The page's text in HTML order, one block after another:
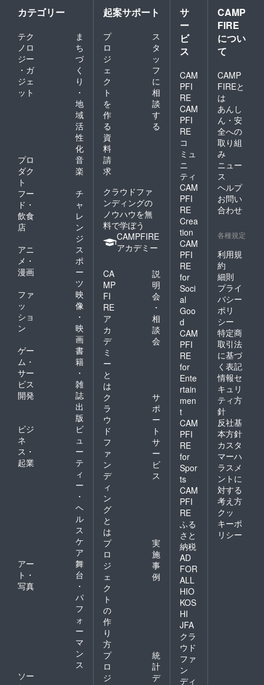
なお、
上記返
礼品で
ご帰宅
不要の
場合は
ション
欄に
て、
データ
もしく
は郵送
のメ
ニュー
をお選
びくだ
さいま
せ。 ※
ご紹介
させて
いただ
いてお
サンプ
ル画像
はイ
メージ
となり
ます。
デザイ
ンはそ
の時最
適なデ
ザイン
を施さ
せてい
ただき
ます。
※各種
データ
につき
まして
は、
メール
アドレ
スもし
くは
SNSア
カウン
ト宛に
ダウン
ロード
URLを
お送り
させて
いただ
星通貨
キーホ
ルダー
⑮オリ
ジナル
ロゴク
ファイ
ル ⑯オ
リジナ
ルコー
スター
※SNSア
カウン
トがあ
る方は
【必ず
備考欄
にアカ
ウント
名】を
書いて
くださ
返礼品
で不要
なもの
がある
場合は
ご連絡
くださ
いま
せ。 ※
返礼品
でご帰
宅可能
な品
（④・
⑤）を
お選び
の場合
は、ご
来店予
約を必
ず宜し
くお願
い致し
ます。
当団体
SNS・
メール
にお問
合せく
ださい
ませ。
なお、
画 (約
3分）
⑪ぷっ
ぷゆー
プロ
ジェク
ングル
CD サ
イン入
り（約
10分) ⑫
オリジ
ナル缶
バッヂ
⑬ポコ
星設計
書極秘
データ
⑭ポコ
星通貨
キーホ
ルダー
ジナル
ロゴク
リア
ファイ
ル ⑯オ
リジナ
ルコー
スター
⑰ぷっ
ぷゆー
プロ
ジェク
ト
take
ver(お
名前
コール
入り) ⑱
花屋乃
かや手
描きイ
ラスト
クッ
ション
⑲花屋
乃かや
着用サ
イン入
り衣装
⑳花屋
乃かや
写真集
カテゴリー
テク
ノロ
ジー
・ガ
ジェ
ット
ま
ち
づ
く
り
・
地
域
活
性
化
プロ
ダク
ト
音
楽
フー
ド・
飲食
店
チ
ャ
レ
ン
ジ
アニ
メ・
漫画
ス
ポ
ー
ツ
ファ
ッ
ショ
ン
映
像
・
映
画
ゲー
ム・
サー
ビス
開発
書
籍
・
雑
誌
出
版
ビジ
ネ
ス・
起業
ビ
ュ
ー
テ
ィ
ー
・
ヘ
ル
ス
ケ
ア
アー
ト・
写真
舞
台
・
パ
フ
ォ
ー
マ
ン
ス
ソー
起案サポート
プ
ロ
ジ
ェ
ク
ト
を
作
る
ス
タ
ッ
フ
に
相
談
す
る
資
料
請
求
クラウドファ
ンディングの
ノウハウを無
料で学ぼう
CAMPFIRE
アカデミー
CA
MP
FI
RE
ア
カ
デ
ミ
ー
と
は
説
明
会
・
相
談
会
ク
ラ
ウ
ド
フ
ァ
ン
デ
ィ
ン
グ
と
は
サ
ポ
ー
ト
サ
ー
ビ
ス
プ
ロ
ジ
ェ
ク
ト
の
作
り
方
実
施
事
例
プ
ロ
ジ
統
計
デ
サ
ー
ビ
ス
CAM
PFI
RE
CAM
PFI
RE
コ
ミュ
ニ
ティ
CAM
PFI
RE
Crea
tion
CAM
PFI
RE
for
Soci
al
Goo
d
CAM
PFI
RE
for
Ente
rtain
men
t
CAM
PFI
RE
for
Spor
ts
CAM
PFI
RE
ふる
さと
納税
AD
FOR
ALL
HIO
KOS
HI
JFA
クラ
ウド
ファ
ン
ディ
CAMP
FIRE
につい
て
CAMP
FIREと
は
あんし
ん・安
全への
取り組
み
ニュー
ス
ヘルプ
お問い
合わせ
各種規定
利用規
約
細則
プライ
バシー
ポリ
シー
特定商
取引法
に基づ
く表記
情報セ
キュリ
ティ方
針
反社基
本方針
カスタ
マーハ
ラスメ
ントに
対する
考え方
クッ
キーポ
リシー